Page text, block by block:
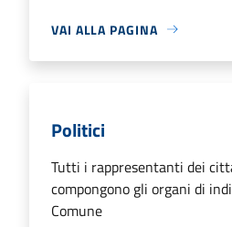
VAI ALLA PAGINA
Politici
Tutti i rappresentanti dei
compongono gli organi di
Comune